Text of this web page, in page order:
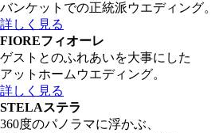
バンケットでの正統派ウエディング。
詳しく見る
FIOREフィオーレ
ゲストとのふれあいを大事にした
アットホームウエディング。
詳しく見る
STELAステラ
360度のパノラマに浮かぶ、